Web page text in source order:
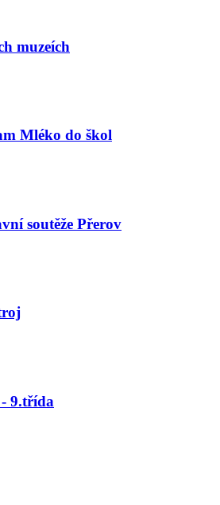
muzeích
Mléko do škol
soutěže Přerov
- 9.třída